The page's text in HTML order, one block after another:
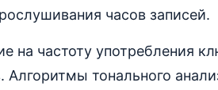
часов записей.
на частоту употребления
Алгоритмы тонального